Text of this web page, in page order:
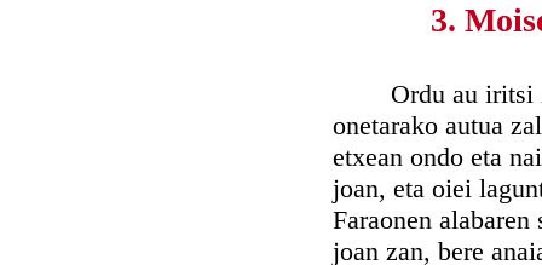
3.
Ordu au iritsi
onetarako autua
etxean ondo eta
joan, eta oiei
Faraonen alabaren
joan zan, bere